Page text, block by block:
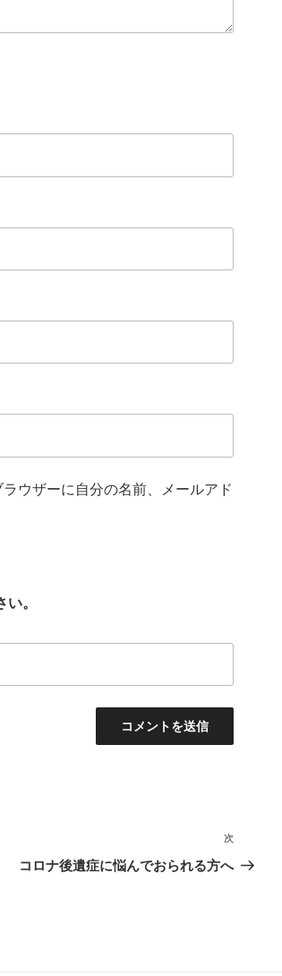
ウザーに自分の名前、メールアド
。
の
次
コロナ後遺症に悩んでおられる方へ